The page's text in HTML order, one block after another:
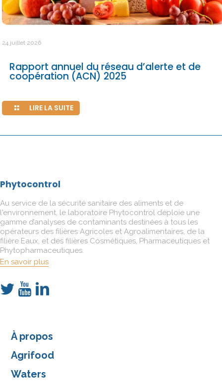
24 juillet 2026
Rapport annuel du réseau d’alerte et de
coopération (ACN) 2025
LIRE LA SUITE
Phytocontrol
Au service de la sécurité sanitaire des aliments et de
l'environnement, le laboratoire Phytocontrol déploie une
gamme d’analyses de contaminants destinées à tous les
opérateurs des filières Agricoles et Agroalimentaires, de la
filière Eaux, et des filières Cosmétiques, Pharmaceutiques et
Phytopharmaceutiques.
En savoir plus
À propos
Agrifood
Waters